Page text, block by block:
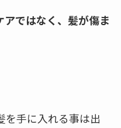
ではなく、髪が傷ま
を手に入れる事は出